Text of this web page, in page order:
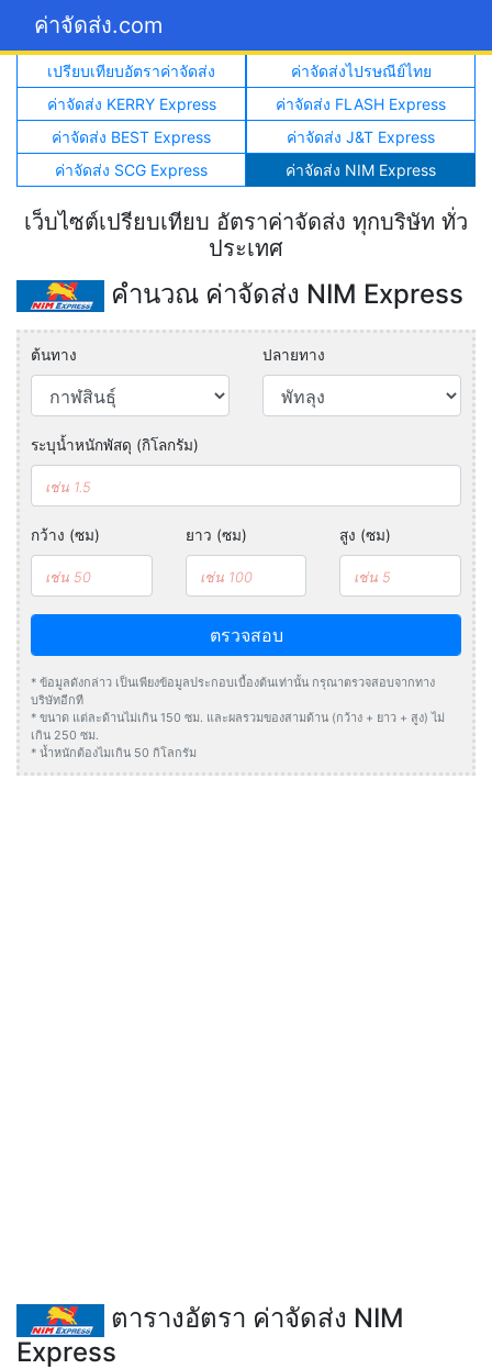
ค่าจัดส่ง.com
เปรียบเทียบอัตราค่าจัดส่ง
ค่าจัดส่งไปรษณีย์ไทย
ค่าจัดส่ง KERRY Express
ค่าจัดส่ง FLASH Express
ค่าจัดส่ง BEST Express
ค่าจัดส่ง J&T Express
ค่าจัดส่ง SCG Express
ค่าจัดส่ง NIM Express
เว็บไซต์เปรียบเทียบ อัตราค่าจัดส่ง ทุกบริษัท ทั่ว
ประเทศ
คำนวณ ค่าจัดส่ง NIM Express
ต้นทาง ปลายทาง
ระบุน้ำหนักพัสดุ (กิโลกรัม)
กว้าง (ซม) ยาว (ซม) สูง (ซม)
ตรวจสอบ
* ข้อมูลดังกล่าว เป็นเพียงข้อมูลประกอบเบื้องต้นเท่านั้น กรุณาตรวจสอบจากทาง
บริษัทอีกที
* ขนาด แต่ละด้านไม่เกิน 150 ซม. และผลรวมของสามด้าน (กว้าง + ยาว + สูง) ไม่
เกิน 250 ซม.
* น้ำหนักต้องไมเกิน 50 กิโลกรัม
ตารางอัตรา ค่าจัดส่ง NIM
Express